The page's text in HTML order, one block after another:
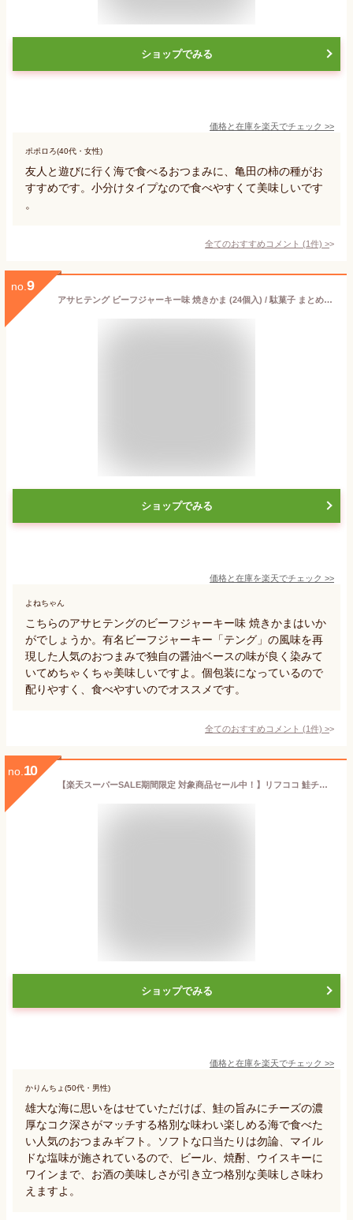
ショップでみる
価格と在庫を楽天でチェック >>
ポポロろ(40代・女性)
友人と遊びに行く海で食べるおつまみに、亀田の柿の種がお
すすめです。小分けタイプなので食べやすくて美味しいです
。
全てのおすすめコメント (1件) >
no. 9
アサヒテング ビーフジャーキー味 焼きかま (24個入) / 駄菓子 まとめ買い 箱買い 珍味系のお菓子 おつまみ 景品 縁日 お祭り個包装 お菓子 つめあわせ 子ども おやつ リアライズ
ショップでみる
価格と在庫を楽天でチェック >>
よねちゃん
こちらのアサヒテングのビーフジャーキー味 焼きかまはいか
がでしょうか。有名ビーフジャーキー「テング」の風味を再
現した人気のおつまみで独自の醤油ベースの味が良く染みて
いてめちゃくちゃ美味しいですよ。個包装になっているので
配りやすく、食べやすいのでオススメです。
全てのおすすめコメント (1件) >
no. 10
【楽天スーパーSALE期間限定 対象商品セール中！】リフココ 鮭チーズ おつまみ 個包装 150g（約22個入）珍味 お菓子 ホタテ 酒のつまみ シャケ 小分け 業務用 ハンディサイズ ナチュラルチーズ 北海道産
ショップでみる
価格と在庫を楽天でチェック >>
かりんちょ(50代・男性)
雄大な海に思いをはせていただけば、鮭の旨みにチーズの濃
厚なコク深さがマッチする格別な味わい楽しめる海で食べた
い人気のおつまみギフト。ソフトな口当たりは勿論、マイル
ドな塩味が施されているので、ビール、焼酎、ウイスキーに
ワインまで、お酒の美味しさが引き立つ格別な美味しさ味わ
えますよ。